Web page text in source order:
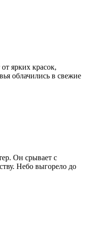
ярких красок,
облачились в свежие
Он срывает с
Небо выгорело до